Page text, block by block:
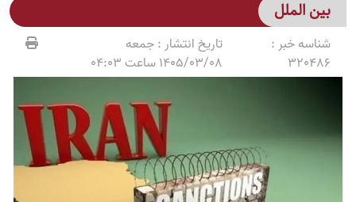
بین الملل
شناسه خبر :
320486
تاریخ انتشار :جمعه
1405/03/08 ساعت 04:03